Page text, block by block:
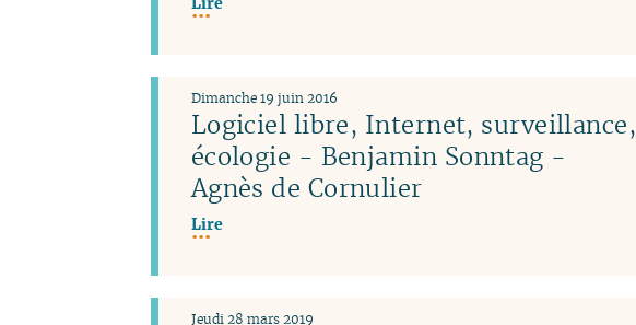
Logiciel libre, Internet, surveillance,
écologie - Benjamin Sonntag -
Agnès de Cornulier
Dimanche 19 juin 2016
Lire
Jeudi 28 mars 2019